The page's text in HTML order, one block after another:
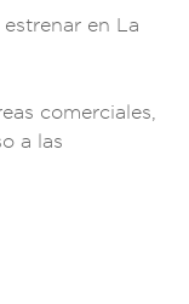
estrenar en La
comercia les,
a las